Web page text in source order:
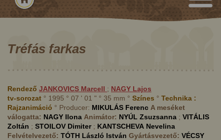
Tréfás farkas
Rendező JANKOVICS Marcell ; NAGY Lajos
tv-sorozat ° 1995 ° 07 ' 01 " ° 35 mm ° Színes ° Technika :
Rajzanimáció ° Producer: MIKULÁS Ferenc A meséket
válogatta: NAGY Ilona Animátor: NYÚL Zsuzsanna ; VITÁLIS
Zoltán ; STOILOV Dimiter; KANTSCHEVA Nevelina
Felvételvezető: TÓTH László István Gyártásvezető: VÉCSY